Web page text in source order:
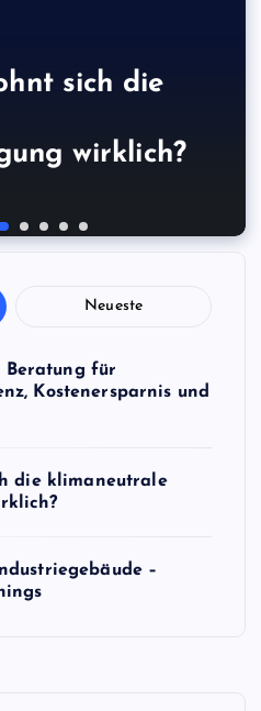
sich die
wirklich?
für
– unsere
mir half,
zu
was tun? –
Albtraum
Neueste
Beratung für
Kostenersparnis und
die klimaneutrale
–